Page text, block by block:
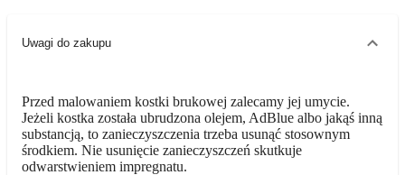
Uwagi do zakupu
Przed malowaniem kostki brukowej zalecamy jej umycie.
Jeżeli kostka została ubrudzona olejem, AdBlue albo jakąś inną
substancją, to zanieczyszczenia trzeba usunąć stosownym
środkiem. Nie usunięcie zanieczyszczeń skutkuje
odwarstwieniem impregnatu.